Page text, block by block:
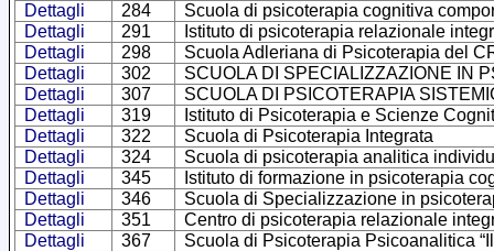
Dettagli
284
Scuola di psicoterapia cognitiva
Dettagli
291
Istituto di psicoterapia relazionale
Dettagli
298
Scuola Adleriana di Psicoterapia del
Dettagli
302
SCUOLA DI SPECIALIZZAZIONE IN
Dettagli
307
SCUOLA DI PSICOTERAPIA
Dettagli
319
Istituto di Psicoterapia e Scienze
Dettagli
322
Scuola di Psicoterapia Integrata
Dettagli
324
Scuola di psicoterapia analitica
Dettagli
345
Istituto di formazione in psicoterapia
Dettagli
346
Scuola di Specializzazione in
Dettagli
351
Centro di psicoterapia relazionale
Dettagli
367
Scuola di Psicoterapia Psicoanalitica